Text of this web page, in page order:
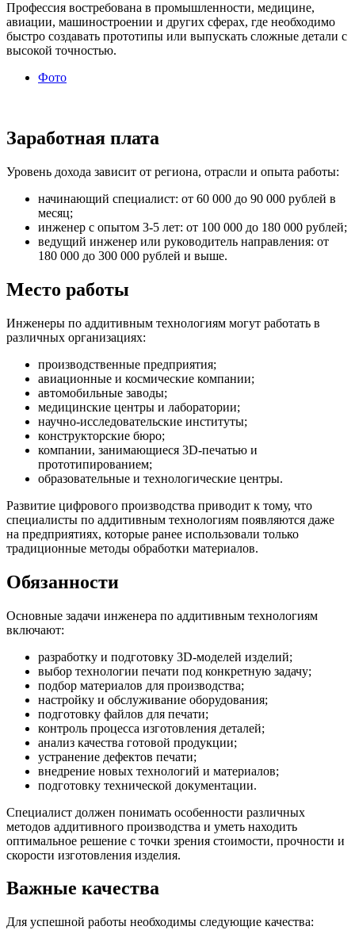
Профессия востребована в промышленности, медицине,
авиации, машиностроении и других сферах, где необходимо
быстро создавать прототипы или выпускать сложные детали с
высокой точностью.
Фото
Заработная плата
Уровень дохода зависит от региона, отрасли и опыта работы:
начинающий специалист: от 60 000 до 90 000 рублей в
месяц;
инженер с опытом 3-5 лет: от 100 000 до 180 000 рублей;
ведущий инженер или руководитель направления: от
180 000 до 300 000 рублей и выше.
Место работы
Инженеры по аддитивным технологиям могут работать в
различных организациях:
производственные предприятия;
авиационные и космические компании;
автомобильные заводы;
медицинские центры и лаборатории;
научно-исследовательские институты;
конструкторские бюро;
компании, занимающиеся 3D-печатью и
прототипированием;
образовательные и технологические центры.
Развитие цифрового производства приводит к тому, что
специалисты по аддитивным технологиям появляются даже
на предприятиях, которые ранее использовали только
традиционные методы обработки материалов.
Обязанности
Основные задачи инженера по аддитивным технологиям
включают:
разработку и подготовку 3D-моделей изделий;
выбор технологии печати под конкретную задачу;
подбор материалов для производства;
настройку и обслуживание оборудования;
подготовку файлов для печати;
контроль процесса изготовления деталей;
анализ качества готовой продукции;
устранение дефектов печати;
внедрение новых технологий и материалов;
подготовку технической документации.
Специалист должен понимать особенности различных
методов аддитивного производства и уметь находить
оптимальное решение с точки зрения стоимости, прочности и
скорости изготовления изделия.
Важные качества
Для успешной работы необходимы следующие качества: